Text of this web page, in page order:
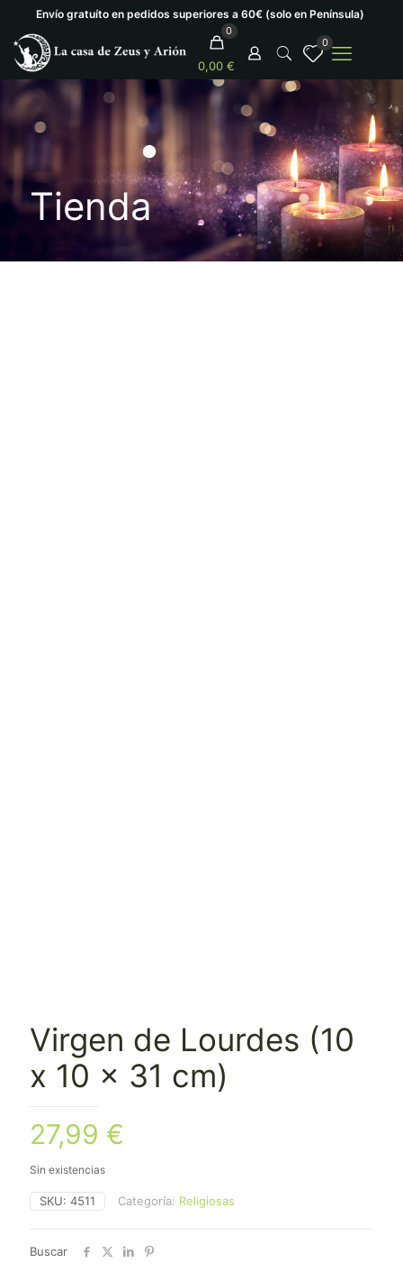
Envío gratuíto en pedidos superiores a 60€ (solo en Península)
0
0,00 €
0
Tienda
Virgen de Lourdes (10
x 10 x 31 cm)
27,99 €
Sin existencias
SKU: 4511 Categoría: Religiosas
Buscar